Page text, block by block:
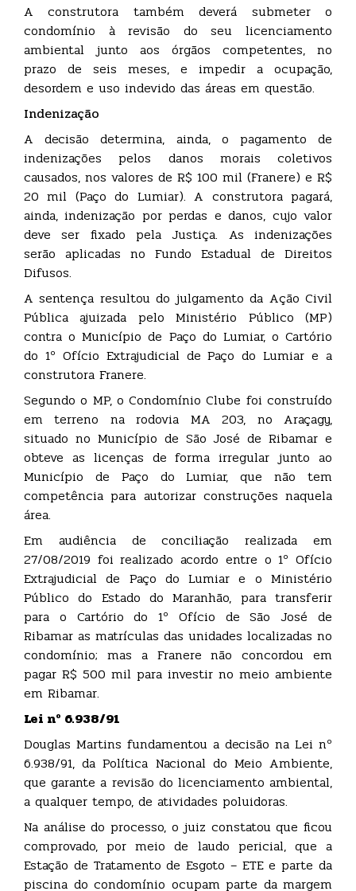
A construtora também deverá submeter o
condomínio à revisão do seu licenciamento
ambiental junto aos órgãos competentes, no
prazo de seis meses, e impedir a ocupação,
desordem e uso indevido das áreas em questão.
Indenização
A decisão determina, ainda, o pagamento de
indenizações pelos danos morais coletivos
causados, nos valores de R$ 100 mil (Franere) e R$
20 mil (Paço do Lumiar). A construtora pagará,
ainda, indenização por perdas e danos, cujo valor
deve ser fixado pela Justiça. As indenizações
serão aplicadas no Fundo Estadual de Direitos
Difusos.
A sentença resultou do julgamento da Ação Civil
Pública ajuizada pelo Ministério Público (MP)
contra o Município de Paço do Lumiar, o Cartório
do 1º Ofício Extrajudicial de Paço do Lumiar e a
construtora Franere.
Segundo o MP, o Condomínio Clube foi construído
em terreno na rodovia MA 203, no Araçagy,
situado no Município de São José de Ribamar e
obteve as licenças de forma irregular junto ao
Município de Paço do Lumiar, que não tem
competência para autorizar construções naquela
área.
Em audiência de conciliação realizada em
27/08/2019 foi realizado acordo entre o 1º Ofício
Extrajudicial de Paço do Lumiar e o Ministério
Público do Estado do Maranhão, para transferir
para o Cartório do 1º Ofício de São José de
Ribamar as matrículas das unidades localizadas no
condomínio; mas a Franere não concordou em
pagar R$ 500 mil para investir no meio ambiente
em Ribamar.
Lei nº 6.938/91
Douglas Martins fundamentou a decisão na Lei nº
6.938/91, da Política Nacional do Meio Ambiente,
que garante a revisão do licenciamento ambiental,
a qualquer tempo, de atividades poluidoras.
Na análise do processo, o juiz constatou que ficou
comprovado, por meio de laudo pericial, que a
Estação de Tratamento de Esgoto – ETE e parte da
piscina do condomínio ocupam parte da margem